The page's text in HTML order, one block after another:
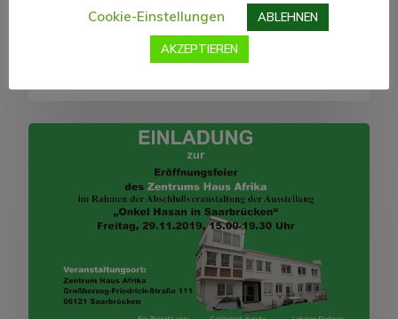
Lamine Conté
23. Dezember 2019
Cookie-Einstellungen
ABLEHNEN
AKZEPTIEREN